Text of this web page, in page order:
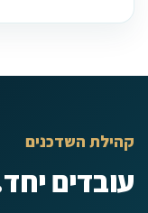
קהילת השדכנים
עובדים